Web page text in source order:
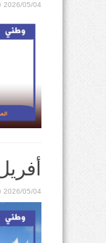
2026/05/04
2026/05/04